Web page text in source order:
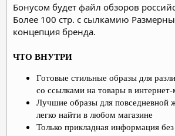
Бонусом будет файл обзоров
Более 100 стр. с сылкамию
концепция бренда.
ЧТО ВНУТРИ
Готовые стильные образы для
со ссылками на товары в
Лучшие образы для повседневной
легко найти в любом магазине
Только прикладная информация